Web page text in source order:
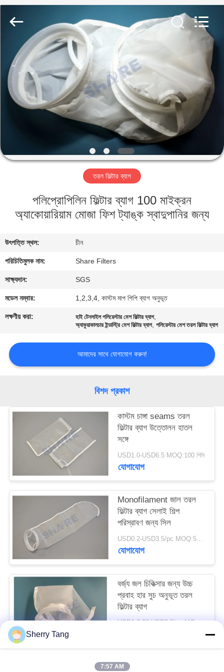
বাড়ি
পণ্য
আমাদের
সম্বন্ধে
কারখানা
পরিদর্শন
গুণমান
নিয়ন্ত্রণ
আমাদের
সাথে
করুন
মামলা
একটি
অনুরোধ
PRIVACY
POLICY
Limited.
তরল ফিল্টার ব্যাগ
পলিপ্রোপিলিন ফিল্টার ব্যাগ 100 মাইক্রন
অ্যাকোয়ারিয়াম মোজা ফিশ ট্যাঙ্ক স্বাদুপানির জন্য
উৎপত্তি স্থল: চীন
পরিচিতিমুলক নাম: Share Filters
সাক্ষ্যদান: SGS
মডেল নম্বার: 1,2,3,4, কাস্টম মাপ পিপি ব্যাগ অনুভূত
লক্ষণীয় করা: হাই টেনসাইল পলিয়েস্টার মেশ ফিল্টার ব্যাগ,
অ্যাকুয়াকালচার ইন্ডাস্ট্রি মেশ ফিল্টার ব্যাগ,পলিয়েস্টার মেশ তরল ফিল্টার ব্যাগ
আমাদের সাথে যোগাযোগ করুন!
বিশদ প্রকাশ
কাস্টম চাঙ্গা seams তরল
ফিল্টার ব্যাগ উত্তোলন হাতল
সঙ্গে
USD1.0-USD6.5 MOQ:100 পিসি
যোগাযোগ
Monofilament জাল তরল
ফিল্টার ব্যাগ সেলাই শিল্প
পরিস্রাবণ জন্য সিল
USD0.2-USD3.5/pc MOQ:500PCS
যোগাযোগ
বর্জ্য জল চিকিত্সার জন্য উচ্চ
প্রবাহ হার সুচ অনুভূত তরল
ফিল্টার ব্যাগ
USD1.2.00-USD8.5/pc MOQ:100PCS
Sherry Tang
7:57 AM